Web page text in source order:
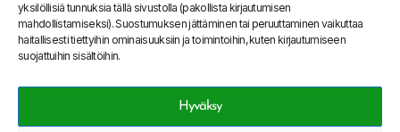
yksilöllisiä tunnuksia tällä sivustolla (pakollista kirjautumisen
mahdollistamiseksi). Suostumuksen jättäminen tai peruuttaminen vaikuttaa
haitallisesti tiettyihin ominaisuuksiin ja toimintoihin, kuten kirjautumiseen
suojattuihin sisältöihin.
Hyväksy
Tietosuoja ja VastuullisuusAnna Y-tunnus: